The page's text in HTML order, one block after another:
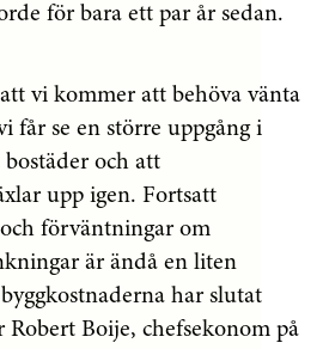
för bara ett par år sedan.
vi kommer att behöva vänta
får se en större uppgång i
och att
upp igen. Fortsatt
förväntningar om
är ändå en liten
har slutat
Robert Boije, chefsekonom på